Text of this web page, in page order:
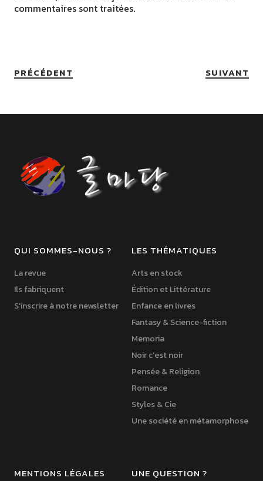
commentaires sont traitées.
PRÉCÉDENT SUIVANT
QUI SOMMES-NOUS ?
La revue
Ils fabriquent
S’inscrire à notre newsletter
LES THÉMATIQUES
Arts en stock
Édition et Littérature
Enfance en livres
Fantasy & Science-fiction
Memoria
Noir c’est noir
Pensée & Religion
Romance
Styles & Cie
Une société en métamorphose
MENTIONS LÉGALES UNE QUESTION ?